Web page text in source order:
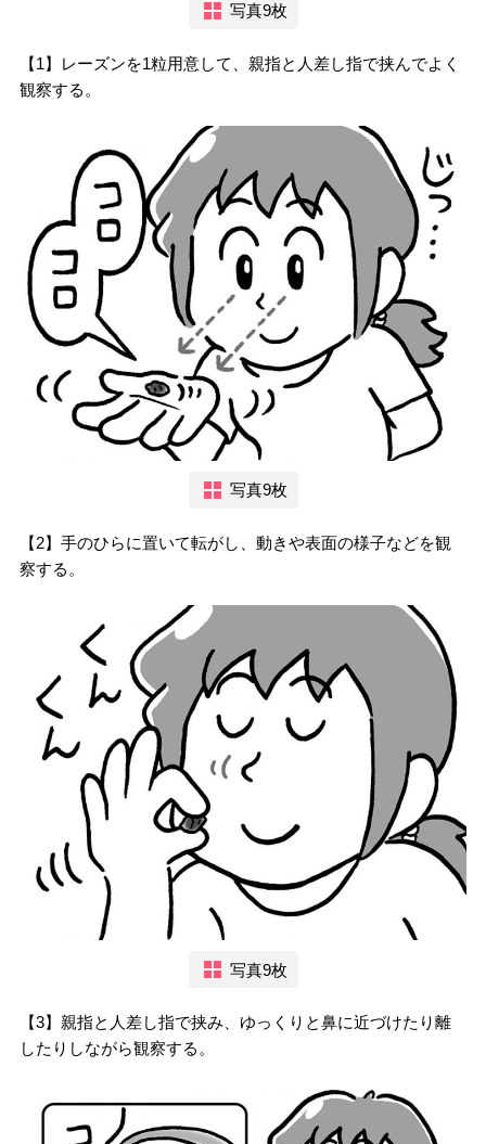
写真9枚
【1】レーズンを1粒用意して、親指と人差し指で挟んでよく
観察する。
写真9枚
【2】手のひらに置いて転がし、動きや表面の様子などを観
察する。
写真9枚
【3】親指と人差し指で挟み、ゆっくりと鼻に近づけたり離
したりしながら観察する。